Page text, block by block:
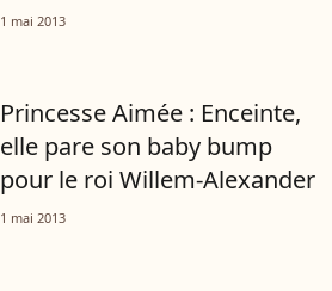
1 mai 2013
Princesse Aimée : Enceinte,
elle pare son baby bump
pour le roi Willem-Alexander
1 mai 2013